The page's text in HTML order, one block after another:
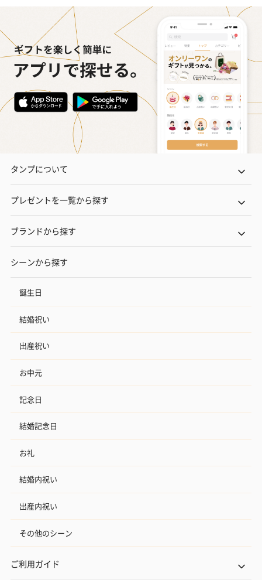
タンプについて
プレゼントを一覧から探す
ブランドから探す
シーンから探す
誕生日
結婚祝い
出産祝い
お中元
記念日
結婚記念日
お礼
結婚内祝い
出産内祝い
その他のシーン
ご利用ガイド